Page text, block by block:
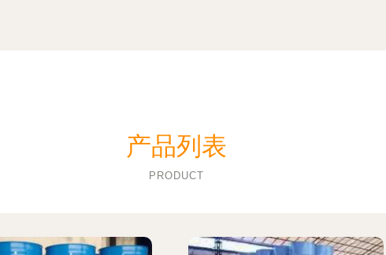
产品列表
PRODUCT